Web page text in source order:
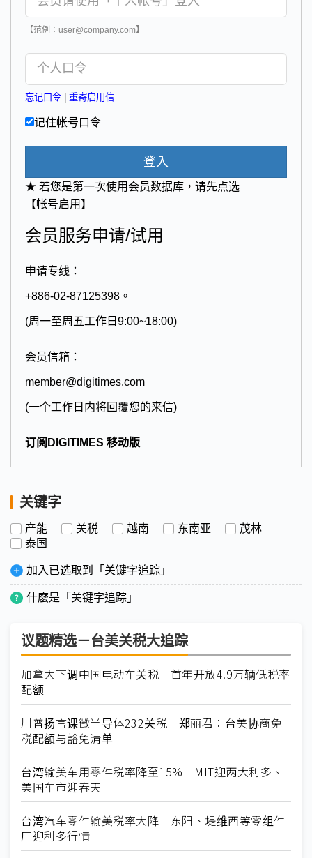
【范例：user@company.com】
忘记口令 重寄启用信
记住帐号口令
登入
★ 若您是第一次使用会员数据库，请先点选
【帐号启用】
会员服务申请/试用
申请专线：
+886-02-87125398。
(周一至周五工作日9:00~18:00)
会员信箱：
member@digitimes.com
(一个工作日内将回覆您的来信)
订阅DIGITIMES 移动版
关键字
产能 关税 越南 东南亚
茂林
泰国
加入已选取到「关键字追踪」
什麽是「关键字追踪」
议题精选－台美关税大追踪
加拿大下调中国电动车关税 首年开放4.9万辆低税率
配额
川普扬言课徵半导体232关税 郑丽君：台美协商免
税配额与豁免清单
台湾输美车用零件税率降至15% MIT迎两大利多、
美国车市迎春天
台湾汽车零件输美税率大降 东阳、堤维西等零组件
厂迎利多行情